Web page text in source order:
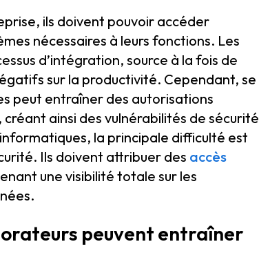
ils doivent pouvoir accéder
nécessaires à leurs fonctions. Les
d’intégration, source à la fois de
sur la productivité. Cependant, se
peut entraîner des autorisations
créant ainsi des vulnérabilités de sécurité
la principale difficulté est
Ils doivent attribuer des accès
une visibilité totale sur les
peuvent entraîner